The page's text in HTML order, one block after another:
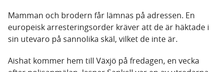
Mamman och brodern får lämnas på adressen. En
europeisk arresteringsorder kräver att de är häktade i
sin utevaro på sannolika skäl, vilket de inte är.
Aishat kommer hem till Växjö på fredagen, en vecka